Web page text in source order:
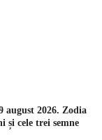
august 2026. Zodia
și cele trei semne